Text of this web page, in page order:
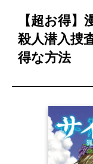
【超お得
殺人潜入捜
得な方法